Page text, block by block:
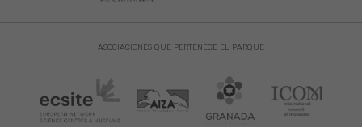
ASOCIACIONES QUE PERTENECE EL PARQUE